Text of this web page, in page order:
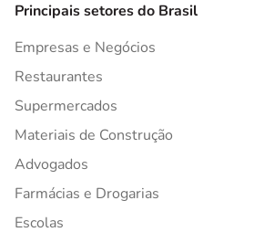
Principais setores do Brasil
Empresas e Negócios
Restaurantes
Supermercados
Materiais de Construção
Advogados
Farmácias e Drogarias
Escolas